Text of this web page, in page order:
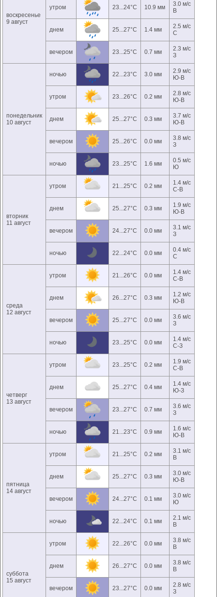
воскресенье
9 август
утром 23...24°C 10.9 мм
3.0 м/с
В
днем 25...27°C 1.4 мм
2.5 м/с
С
вечером 23...25°C 0.7 мм
2.3 м/с
З
понедельник
10 август
ночью 22...23°C 3.0 мм
2.9 м/с
Ю-В
утром 23...26°C 0.2 мм
2.8 м/с
Ю-В
днем 25...27°C 0.3 мм
3.7 м/с
Ю-В
вечером 25...26°C 0.0 мм
3.8 м/с
З
ночью 23...25°C 1.6 мм
0.5 м/с
Ю
вторник
11 август
утром 21...25°C 0.2 мм
1.4 м/с
С-В
днем 25...27°C 0.3 мм
1.9 м/с
Ю-В
вечером 24...27°C 0.0 мм
3.1 м/с
З
ночью 22...24°C 0.0 мм
0.4 м/с
С
среда
12 август
утром 21...26°C 0.0 мм
1.4 м/с
С-В
днем 26...27°C 0.3 мм
1.2 м/с
Ю-В
вечером 25...27°C 0.0 мм
3.6 м/с
З
ночью 23...25°C 0.0 мм
1.4 м/с
С-З
четверг
13 август
утром 23...25°C 0.2 мм
1.9 м/с
С-В
днем 25...27°C 0.4 мм
1.4 м/с
Ю-З
вечером 23...27°C 0.7 мм
3.6 м/с
З
ночью 21...23°C 0.9 мм
1.6 м/с
Ю-В
пятница
14 август
утром 21...25°C 0.2 мм
3.1 м/с
В
днем 25...27°C 0.3 мм
3.0 м/с
Ю-В
вечером 24...27°C 0.1 мм
3.0 м/с
Ю
ночью 22...24°C 0.1 мм
2.1 м/с
В
суббота
15 август
утром 22...26°C 0.0 мм
3.8 м/с
В
днем 26...27°C 0.0 мм
3.8 м/с
В
вечером 23...27°C 0.0 мм
2.8 м/с
З